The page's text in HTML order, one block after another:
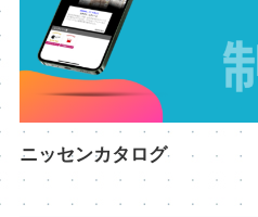
ニッセンカタログ